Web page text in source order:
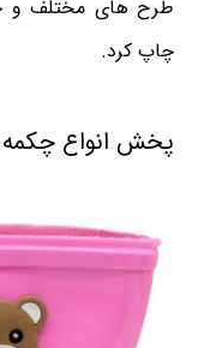
طرح های مختلف و
چاپ کرد.
پخش انواع